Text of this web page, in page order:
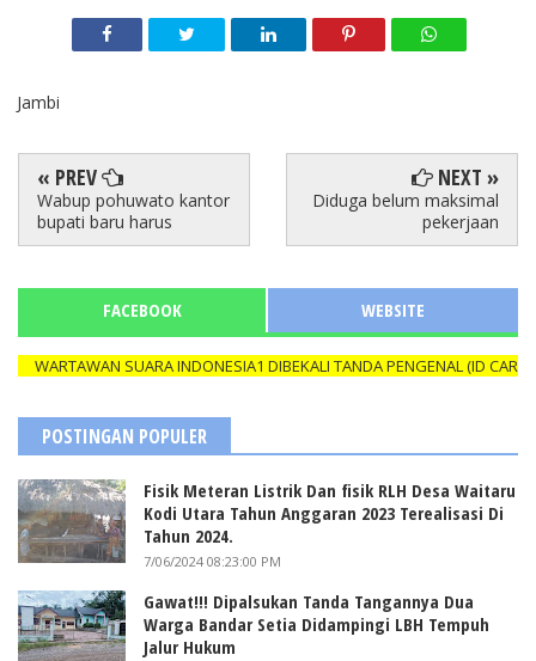
Jambi
« PREV
Wabup pohuwato kantor
bupati baru harus
NEXT »
Diduga belum maksimal
pekerjaan
FACEBOOK WEBSITE
SUARA INDONESIA1 DIBEKALI TANDA PENGENAL (ID CARD)
POSTINGAN POPULER
Fisik Meteran Listrik Dan fisik RLH Desa Waitaru
Kodi Utara Tahun Anggaran 2023 Terealisasi Di
Tahun 2024.
7/06/2024 08:23:00 PM
Gawat!!! Dipalsukan Tanda Tangannya Dua
Warga Bandar Setia Didampingi LBH Tempuh
Jalur Hukum